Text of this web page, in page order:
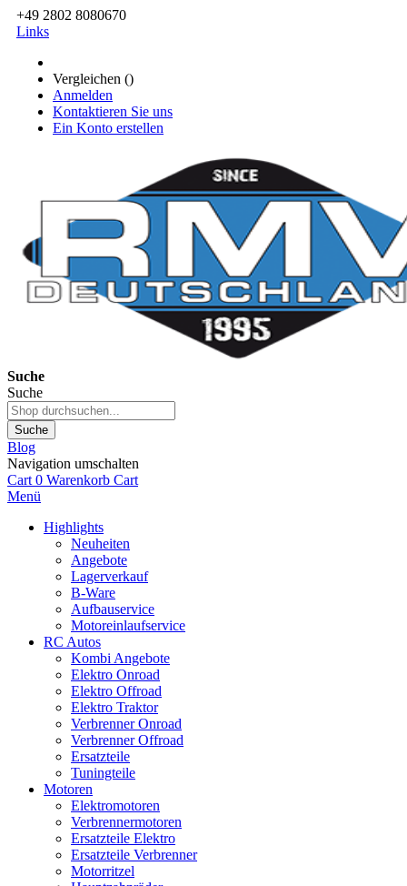
+49 2802 8080670
Links
Vergleichen ()
Anmelden
Kontaktieren Sie uns
Ein Konto erstellen
Suche
Suche
Suche
Blog
Navigation umschalten
Cart 0 Warenkorb Cart
Menü
Highlights
Neuheiten
Angebote
Lagerverkauf
B-Ware
Aufbauservice
Motoreinlaufservice
RC Autos
Kombi Angebote
Elektro Onroad
Elektro Offroad
Elektro Traktor
Verbrenner Onroad
Verbrenner Offroad
Ersatzteile
Tuningteile
Motoren
Elektromotoren
Verbrennermotoren
Ersatzteile Elektro
Ersatzteile Verbrenner
Motorritzel